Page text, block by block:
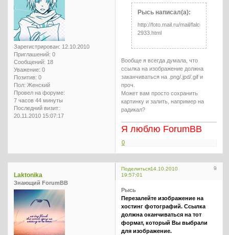
Зарегистрирован: 12.10.2010
Приглашений: 0
Сообщений: 18
Уважение: 0
Позитив: 0
Пол: Женский
Провел на форуме:
7 часов 44 минуты
Последний визит:
20.11.2010 15:07:17
Рысь написал(а):
http://foto.mail.ru/mail/falcon60/7750/
2933.html
Вообще я всегда думала, что
ссылка на изображение должна
заканчиваться на .png/.jpd/.gif и
проч.
Может вам просто сохранить
картинку и залить, например на
радикал?
Я люблю ForumBB
0
Поделиться 9
14.10.2010
19:57:01
Laktonika
Знающий ForumBB
Рысь
Перезалейте изображение на
хостинг фотографий. Ссылка
должна оканчиваться на тот
формат, который Вы выбрали
для изображение.